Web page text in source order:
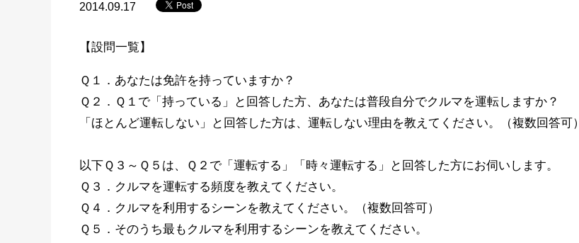
2014.09.17
【設問一覧】
Ｑ１．あなたは免許を持っていますか？
Ｑ２．Ｑ１で「持っている」と回答した方、あなたは普段自分でクルマを運転しますか？
「ほとんど運転しない」と回答した方は、運転しない理由を教えてください。（複数回答可）
以下Ｑ３～Ｑ５は、Ｑ２で「運転する」「時々運転する」と回答した方にお伺いします。
Ｑ３．クルマを運転する頻度を教えてください。
Ｑ４．クルマを利用するシーンを教えてください。（複数回答可）
Ｑ５．そのうち最もクルマを利用するシーンを教えてください。